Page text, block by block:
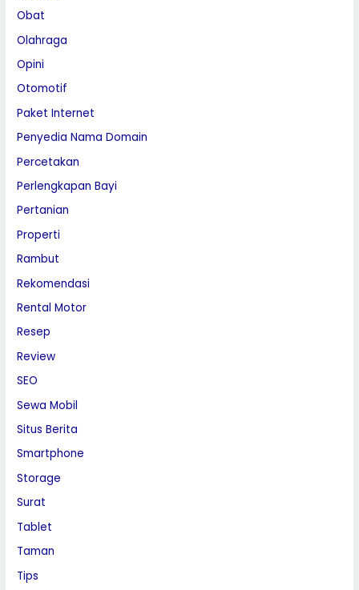
Obat
Olahraga
Opini
Otomotif
Paket Internet
Penyedia Nama Domain
Percetakan
Perlengkapan Bayi
Pertanian
Properti
Rambut
Rekomendasi
Rental Motor
Resep
Review
SEO
Sewa Mobil
Situs Berita
Smartphone
Storage
Surat
Tablet
Taman
Tips